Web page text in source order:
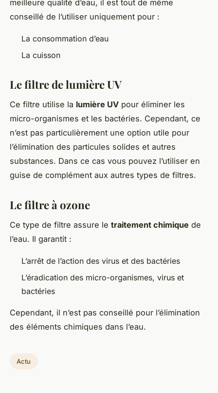
meilleure qualité d’eau, il est tout de même
conseillé de l’utiliser uniquement pour :
La consommation d’eau
La cuisson
Le filtre de lumière UV
Ce filtre utilise la lumière UV pour éliminer les
micro-organismes et les bactéries. Cependant, ce
n’est pas particulièrement une option utile pour
l’élimination des particules solides et autres
substances. Dans ce cas vous pouvez l’utiliser en
guise de complément aux autres types de filtres.
Le filtre à ozone
Ce type de filtre assure le traitement chimique de
l’eau. Il garantit :
L’arrêt de l’action des virus et des bactéries
L’éradication des micro-organismes, virus et
bactéries
Cependant, il n’est pas conseillé pour l’élimination
des éléments chimiques dans l’eau.
Actu